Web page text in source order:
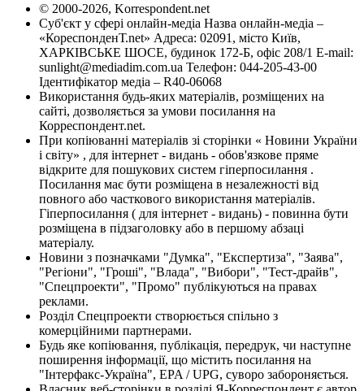
© 2000-2026, Korrespondent.net
Суб'єкт у сфері онлайн-медіа Назва онлайн-медіа –
«КореспонденТ.net» Адреса: 02091, місто Київ,
ХАРКІВСЬКЕ ШОСЕ, будинок 172-Б, офіс 208/1 E-mail:
sunlight@mediadim.com.ua Телефон: 044-205-43-00
Ідентифікатор медіа – R40-06068
Використання будь-яких матеріалів, розміщених на
сайті, дозволяється за умови посилання на
Корреспондент.net.
При копіюванні матеріалів зі сторінки « Новини України
і світу» , для інтернет - видань - обов'язкове пряме
відкрите для пошукових систем гіперпосилання .
Посилання має бути розміщена в незалежності від
повного або часткового використання матеріалів.
Гіперпосилання ( для інтернет - видань) - повинна бути
розміщена в підзаголовку або в першому абзаці
матеріалу.
Новини з позначками "Думка", "Експертиза", "Заява",
"Регіони", "Гроші", "Влада", "Вибори", "Тест-драйв",
"Спецпроекти", "Промо" публікуються на правах
реклами.
Розділ Спецпроекти створюється спільно з
комерційними партнерами.
Будь яке копіювання, публікація, передрук, чи наступне
поширення інформації, що містить посилання на
"Інтерфакс-Україна", EPA / UPG, суворо забороняється.